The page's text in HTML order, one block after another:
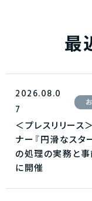
最
2026.08.0
7
＜プレスリリース
ナー『円滑なス
の処理の実務と
に開催